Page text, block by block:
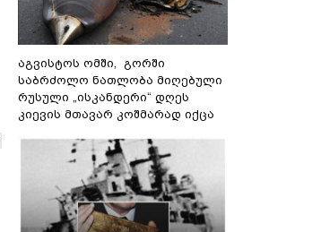
აგვისტოს ომში, გორში
საბრძოლო ნათლობა მიღებული
რუსული „ისკანდერი“ დღეს
კიევის მთავარ კოშმარად იქცა